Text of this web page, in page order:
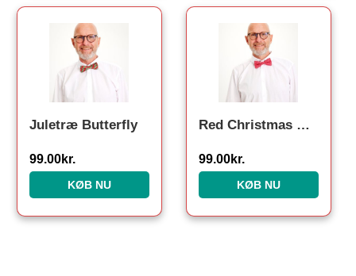
Juletræ Butterfly
99.00kr.
KØB NU
Red Christmas Butterfly
99.00kr.
KØB NU